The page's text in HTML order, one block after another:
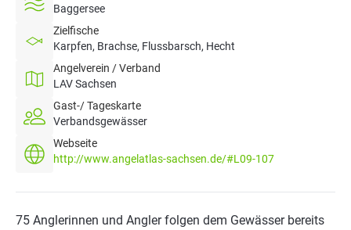
Baggersee
Zielfische
Karpfen, Brachse, Flussbarsch, Hecht
Angelverein / Verband
LAV Sachsen
Gast-/ Tageskarte
Verbandsgewässer
Webseite
http://www.angelatlas-sachsen.de/#L09-107
75 Anglerinnen und Angler folgen dem Gewässer bereits